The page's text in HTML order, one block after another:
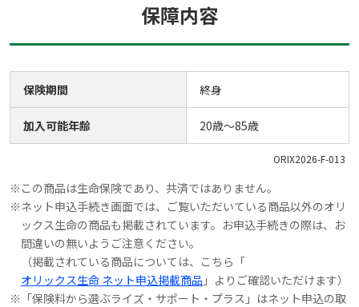
保障内容
保険期間 終身
加入可能年齢 20歳～85歳
ORIX2026-F-013
※ この商品は生命保険であり、共済ではありません。
※ネット申込手続き画面では、ご覧いただいている商品以外のオリ
ックス生命の商品も掲載されています。お申込手続きの際は、お
間違いの無いようご注意ください。
（掲載されている商品については、こちら「
オリックス生命 ネット申込掲載商品 」よりご確認いただけます）
※ 「保険料から選ぶライズ・サポート・プラス」はネット申込の取